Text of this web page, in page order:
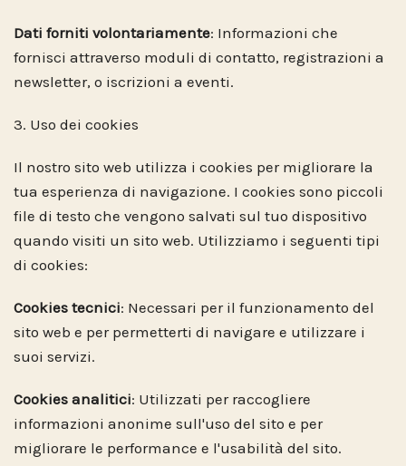
Dati forniti volontariamente: Informazioni che
fornisci attraverso moduli di contatto, registrazioni a
newsletter, o iscrizioni a eventi.
3. Uso dei cookies
Il nostro sito web utilizza i cookies per migliorare la
tua esperienza di navigazione. I cookies sono piccoli
file di testo che vengono salvati sul tuo dispositivo
quando visiti un sito web. Utilizziamo i seguenti tipi
di cookies:
Cookies tecnici: Necessari per il funzionamento del
sito web e per permetterti di navigare e utilizzare i
suoi servizi.
Cookies analitici: Utilizzati per raccogliere
informazioni anonime sull'uso del sito e per
migliorare le performance e l'usabilità del sito.